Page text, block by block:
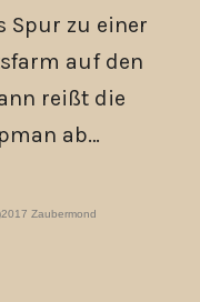
Spur zu einer
auf den
reißt die
ab…
Zaubermond